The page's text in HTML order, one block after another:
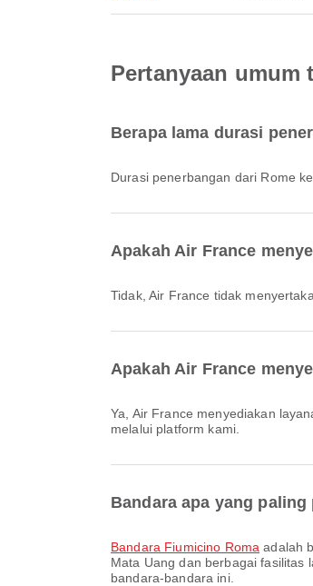
Pertanyaan umum
Berapa lama durasi
Durasi penerbangan dari Rome
Apakah Air France
Tidak, Air France tidak
Apakah Air France
Ya, Air France menyediakan layanan check-in online untuk penerbangan dari Rome ke Paris, sehingga Anda bisa melakukan check-in penerbangan dengan mudah
melalui platform kami.
Bandara apa yang
Bandara Fiumicino Roma adalah
Mata Uang dan berbagai fasilitas
bandara-bandara ini.